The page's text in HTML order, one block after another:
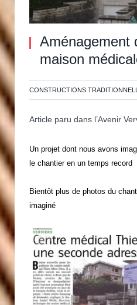
Aménagement
maison
CONSTRUCTIONS
Article paru dans l’Avenir
Un projet dont nous avons
le chantier en un temps record
Bientôt plus de photos du
imaginé